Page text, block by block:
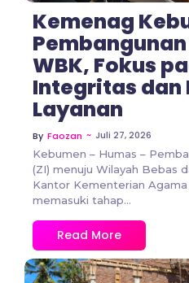
Kemenag
WBK, Fokus
Integritas dan
Layanan
By Faozan ~ Juli 27, 2026
Kebumen – Humas –
(ZI) menuju Wilayah Bebas
Kantor Kementerian
memasuki tahap...
Read More